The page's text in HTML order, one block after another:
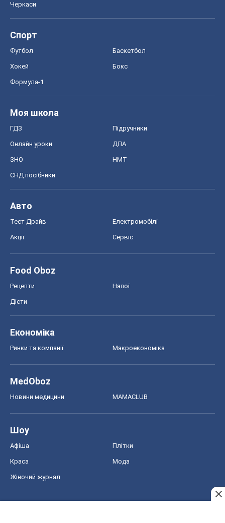
Черкаси
Спорт
Футбол Баскетбол
Хокей Бокс
Формула-1
Моя школа
ГДЗ Підручники
Онлайн уроки ДПА
ЗНО НМТ
СНД посібники
Авто
Тест Драйв Електромобілі
Акції Сервіс
Food Oboz
Рецепти Напої
Дієти
Економіка
Ринки та компанії Макроекономіка
MedOboz
Новини медицини MAMACLUB
Шоу
Афіша Плітки
Краса Мода
Жіночий журнал